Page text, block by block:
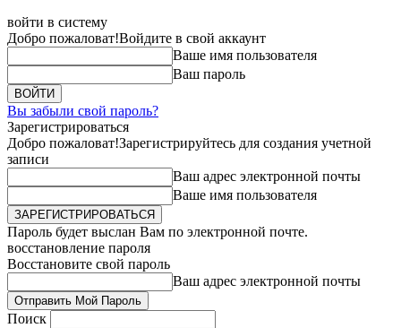
войти в систему
Добро пожаловат!Войдите в свой аккаунт
Ваше имя пользователя
Ваш пароль
Вы забыли свой пароль?
Зарегистрироваться
Добро пожаловат!Зарегистрируйтесь для создания учетной
записи
Ваш адрес электронной почты
Ваше имя пользователя
Пароль будет выслан Вам по электронной почте.
восстановление пароля
Восстановите свой пароль
Ваш адрес электронной почты
Поиск